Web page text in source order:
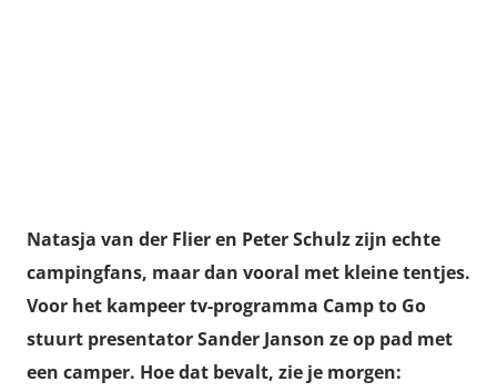
Natasja van der Flier en Peter Schulz zijn echte
campingfans, maar dan vooral met kleine tentjes.
Voor het kampeer tv-programma Camp to Go
stuurt presentator Sander Janson ze op pad met
een camper. Hoe dat bevalt, zie je morgen: